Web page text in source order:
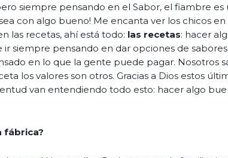
siempre pensando en el Sabor, el fiambre es
con algo bueno! Me encanta ver los chicos
las recetas, ahí está todo: las recetas: hacer
siempre pensando en dar opciones de
en lo que la gente puede pagar. Nosotros
los valores son otros. Gracias a Dios estos
van entendiendo todo esto: hacer algo
fábrica?